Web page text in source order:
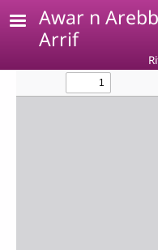
Skip to main content
Awar n
Arrif